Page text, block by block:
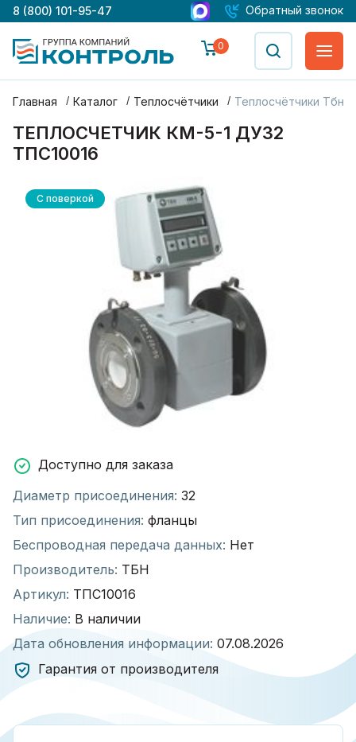
8 (800) 101-95-47 Обратный звонок
0
Главная Каталог Теплосчётчики Теплосчётчики Тбн
ТЕПЛОСЧЕТЧИК КМ-5-1 ДУ32
ТПС10016
С поверкой
Доступно для заказа
Диаметр присоединения: 32
Тип присоединения: фланцы
Беспроводная передача данных: Нет
Производитель: ТБН
Артикул: ТПС10016
Наличие: В наличии
Дата обновления информации: 07.08.2026
Гарантия от производителя